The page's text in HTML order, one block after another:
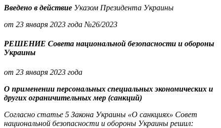
Введено в действие Указом Президента Украины
от 23 января 2023 года №26/2023
РЕШЕНИЕ Совета национальной безопасности и обороны
Украины
от 23 января 2023 года
О применении персональных специальных экономических и
других ограничительных мер (санкций)
Согласно статье 5 Закона Украины «О санкциях» Совет
национальной безопасности и обороны Украины решил: